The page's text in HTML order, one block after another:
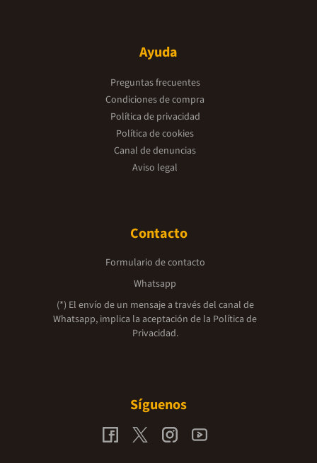
Ayuda
Preguntas frecuentes
Condiciones de compra
Política de privacidad
Política de cookies
Canal de denuncias
Aviso legal
Contacto
Formulario de contacto
Whatsapp
(*) El envío de un mensaje a través del canal de
Whatsapp, implica la aceptación de la Política de
Privacidad.
Síguenos